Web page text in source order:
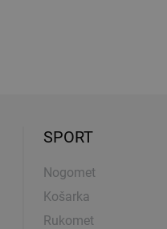
SPORT
Nogomet
Košarka
Rukomet